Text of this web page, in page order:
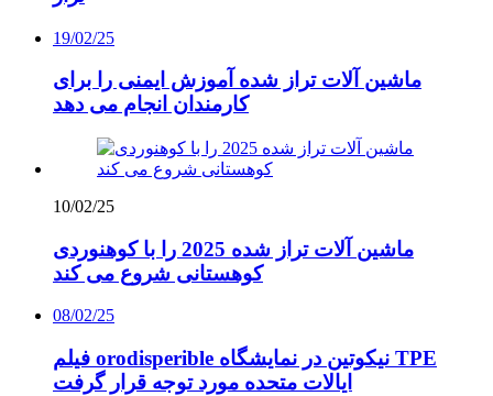
19/02/25
ماشین آلات تراز شده آموزش ایمنی را برای
کارمندان انجام می دهد
10/02/25
ماشین آلات تراز شده 2025 را با کوهنوردی
کوهستانی شروع می کند
08/02/25
فیلم orodisperible نیکوتین در نمایشگاه TPE
ایالات متحده مورد توجه قرار گرفت